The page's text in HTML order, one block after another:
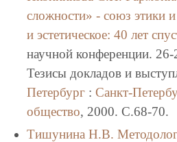
сложности» - союз этики и
и эстетическое: 40 лет
научной конференции. 26-
Тезисы докладов и
Петербург: Санкт-
общество, 2000. C.68-70.
Тишунина Н.В.